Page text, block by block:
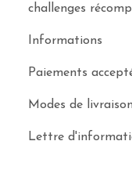
challenges
Informations
Paiements
Modes de
Lettre